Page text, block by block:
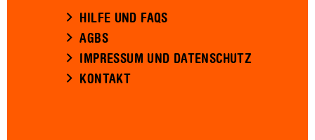
HILFE UND FAQS
AGBS
IMPRESSUM UND DATENSCHUTZ
KONTAKT